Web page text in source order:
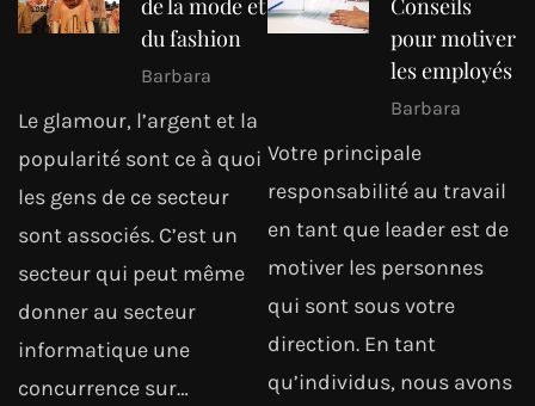
du fashion
Barbara
Le glamour, l’argent et la
popularité sont ce à quoi
les gens de ce secteur
sont associés. C’est un
secteur qui peut même
donner au secteur
informatique une
concurrence sur…
pour motiver
les employés
Barbara
Votre principale
responsabilité au travail
en tant que leader est de
motiver les personnes
qui sont sous votre
direction. En tant
qu’individus, nous avons